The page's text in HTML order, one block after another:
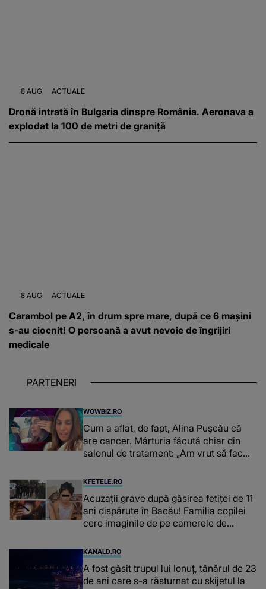
8 AUG ACTUALE
Dronă intrată în Bulgaria dinspre România. Aeronava a
explodat la 100 de metri de graniță
8 AUG ACTUALE
Carambol pe A2, în drum spre mare, după ce 6 mașini
s-au ciocnit! O persoană a avut nevoie de îngrijiri
medicale
PARTENERI
WOWBIZ.RO
Cum a aflat, de fapt, Alina Pușcău că
are cancer. Mărturia făcută chiar din
salonul de tratament: „Am vrut să fac
înțepe sânul”
KFETELE.RO
Acuzații grave după găsirea fetiței de 11
ani dispărute în Bacău! Familia copilei
cere imaginile de pe camerele de
mea...”
KANALD.RO
A fost găsit trupul lui Ionuț, tânărul de 23
de ani care s-a răsturnat cu skijetul la